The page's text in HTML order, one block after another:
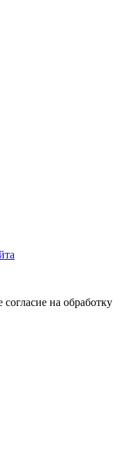
на обработку